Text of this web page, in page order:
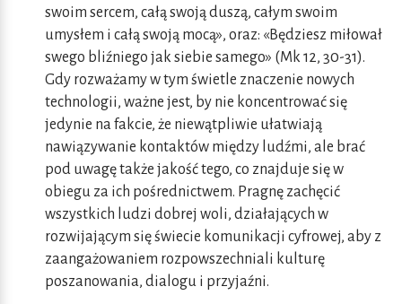
swoim sercem, całą swoją duszą, całym swoim
umysłem i całą swoją mocą», oraz: «Będziesz miłował
swego bliźniego jak siebie samego» (Mk 12, 30-31).
Gdy rozważamy w tym świetle znaczenie nowych
technologii, ważne jest, by nie koncentrować się
jedynie na fakcie, że niewątpliwie ułatwiają
nawiązywanie kontaktów między ludźmi, ale brać
pod uwagę także jakość tego, co znajduje się w
obiegu za ich pośrednictwem. Pragnę zachęcić
wszystkich ludzi dobrej woli, działających w
rozwijającym się świecie komunikacji cyfrowej, aby z
zaangażowaniem rozpowszechniali kulturę
poszanowania, dialogu i przyjaźni.